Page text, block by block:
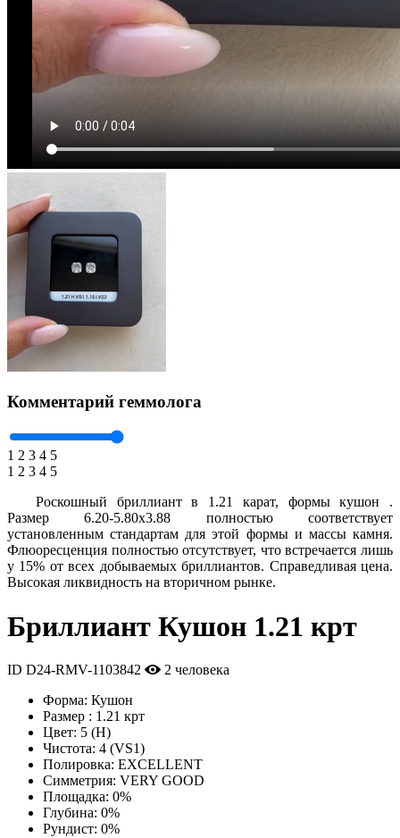
Комментарий геммолога
1 2 3 4 5
1 2 3 4 5
Роскошный бриллиант в 1.21 карат, формы кушон .
Размер 6.20-5.80x3.88 полностью соответствует
установленным стандартам для этой формы и массы камня.
Флюоресценция полностью отсутствует, что встречается лишь
у 15% от всех добываемых бриллиантов. Справедливая цена.
Высокая ликвидность на вторичном рынке.
Бриллиант Кушон 1.21 крт
ID D24-RMV-1103842
2 человека
Форма: Кушон
Размер : 1.21 крт
Цвет: 5 (H)
Чистота: 4 (VS1)
Полировка: EXCELLENT
Симметрия: VERY GOOD
Площадка: 0%
Глубина: 0%
Рундист: 0%